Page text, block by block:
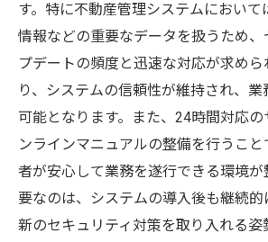
す。特に不動産管理システムにおいて
情報などの重要なデータを扱うため、
プデートの頻度と迅速な対応が求めら
り、システムの信頼性が維持され、
可能となります。また、24時間対応
ンラインマニュアルの整備を行うこ
者が安心して業務を遂行できる環境が
要なのは、システムの導入後も継続
新のセキュリティ対策を取り入れる姿